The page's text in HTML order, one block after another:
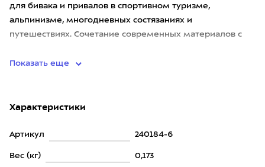
для бивака и привалов в спортивном туризме,
альпинизме, многодневных состязаниях и
путешествиях. Сочетание современных материалов с
Показать еще
Характеристики
Артикул 240184-6
Вес (кг) 0,173